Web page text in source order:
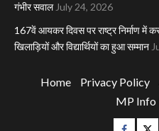
गंभीर सवाल July 24, 2026
167वें आयकर दिवस पर राष्ट्र निर्माण में
खिलाड़ियों और विद्यार्थियों का हुआ सम्मान
Home Privacy Policy
MP Info